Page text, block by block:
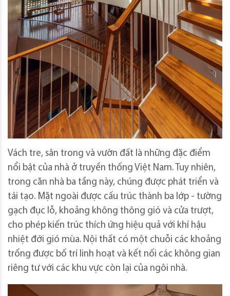
Vách tre, sân trong và vườn đất là những đặc điểm
nổi bật của nhà ở truyền thống Việt Nam. Tuy nhiên,
trong căn nhà ba tầng này, chúng được phát triển và
tái tạo. Mặt ngoài được cấu trúc thành ba lớp - tường
gạch đục lỗ, khoảng không thông gió và cửa trượt,
cho phép kiến ​​trúc thích ứng hiệu quả với khí hậu
nhiệt đới gió mùa. Nội thất có một chuỗi các khoảng
trống được bố trí linh hoạt và kết nối các không gian
riêng tư với các khu vực còn lại của ngôi nhà.